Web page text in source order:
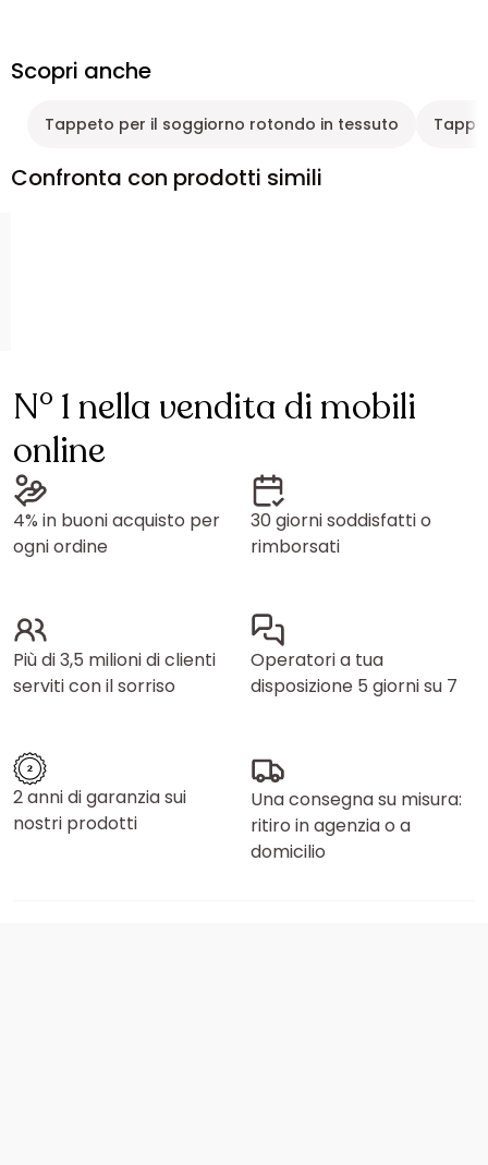
Scopri anche
Tappeto per il soggiorno rotondo in tessuto
Confronta con prodotti simili
N° 1 nella vendita di mobili
online
4% in buoni acquisto per
ogni ordine
30 giorni soddisfatti o
rimborsati
Più di 3,5 milioni di clienti
serviti con il sorriso
Operatori a tua
disposizione 5 giorni su 7
2 anni di garanzia sui
nostri prodotti
Una consegna su misura:
ritiro in agenzia o a
domicilio